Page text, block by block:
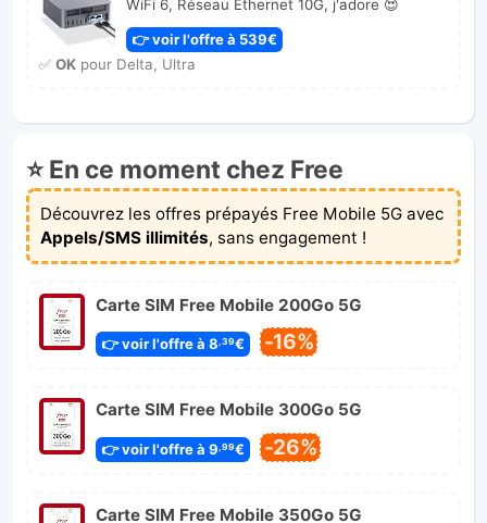
WiFi 6, Réseau Ethernet 10G, j'adore 😍
👉 voir l'offre à 539€
✅ OKpour Delta, Ultra
⭐ En ce moment chez Free
Découvrez les offres prépayés Free Mobile 5G avec
Appels/SMS illimités, sans engagement !
Carte SIM Free Mobile 200Go 5G
👉 voir l'offre à 8 ,39€ -16%
Carte SIM Free Mobile 300Go 5G
👉 voir l'offre à 9 ,99€ -26%
Carte SIM Free Mobile 350Go 5G